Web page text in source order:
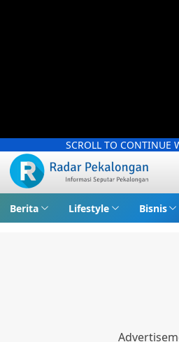
SCROLL TO CONTINUE
Berita Lifestyle Bisnis